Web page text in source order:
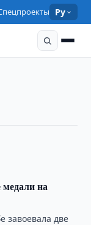
Ру
в
на
завоевала две